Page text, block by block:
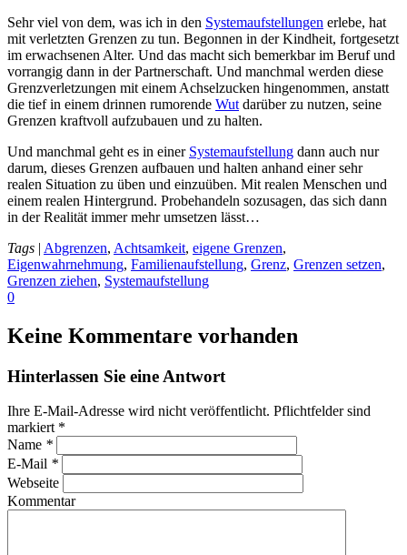
Sehr viel von dem, was ich in den Systemaufstellungen erlebe, hat
mit verletzten Grenzen zu tun. Begonnen in der Kindheit, fortgesetzt
im erwachsenen Alter. Und das macht sich bemerkbar im Beruf und
vorrangig dann in der Partnerschaft. Und manchmal werden diese
Grenzverletzungen mit einem Achselzucken hingenommen, anstatt
die tief in einem drinnen rumorende Wut darüber zu nutzen, seine
Grenzen kraftvoll aufzubauen und zu halten.
Und manchmal geht es in einer Systemaufstellung dann auch nur
darum, dieses Grenzen aufbauen und halten anhand einer sehr
realen Situation zu üben und einzuüben. Mit realen Menschen und
einem realen Hintergrund. Probehandeln sozusagen, das sich dann
in der Realität immer mehr umsetzen lässt…
Tags | Abgrenzen, Achtsamkeit, eigene Grenzen,
Eigenwahrnehmung, Familienaufstellung, Grenz, Grenzen setzen,
Grenzen ziehen, Systemaufstellung
0
Keine Kommentare vorhanden
Hinterlassen Sie eine Antwort
Ihre E-Mail-Adresse wird nicht veröffentlicht. Pflichtfelder sind
markiert *
Name *
E-Mail *
Webseite
Kommentar